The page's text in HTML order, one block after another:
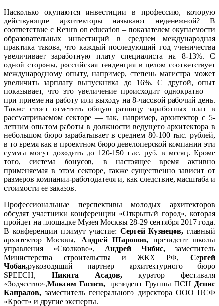
Насколько окупаются инвестиции в профессию, которую
действующие архитекторы называют неденежной? В
соответствие с Return on education – показателем окупаемости
образовательных инвестиций в среднем международная
практика такова, что каждый последующий год ученичества
увеличивает заработную плату специалиста на 8-13%. С
одной стороны, российская тенденция в целом соответствует
международному опыту, например, степень магистра может
увеличить зарплату выпускника до 16%. С другой, опыт
показывает, что это увеличение происходит однократно —
при приеме на работу или выходу на 8-часовой рабочий день.
Также стоит отметить общую разницу заработных плат в
рассматриваемом секторе — так, например, архитектор с 5-
летним опытом работы в должности ведущего архитектора в
небольшом бюро зарабатывает в среднем 80-100 тыс. рублей,
в то время как в проектном бюро девелоперской компании эти
суммы могут доходить до 120-150 тыс. руб. в месяц. Кроме
того, система бонусов, в настоящее время активно
применяемая в этом секторе, также существенно зависит от
размеров компании-работодателя и, как следствие, масштаба и
стоимости ее заказов.
Профессиональные перспективы молодых архитекторов
обсудят участники конференции «Открытый город», которая
пройдет на площадке Музея Москвы 28-29 сентября 2017 года.
В конференции примут участие: Сергей Кузнецов,главный
архитектор Москвы, Андрей Шаронов, президент школы
управления «Сколково», Андрей Чибис, заместитель
Министерства строительства и ЖКХ РФ, Сергей
Чобан,руководящий партнер архитектурного бюро
SPEECH, Никита Асадов, куратор фестиваля
«Зодчество»,Максим Гасиев, президент Группы ПСН Денис
Капралов, заместитель генерального директора ООО ПСФ
«Крост» и другие эксперты.